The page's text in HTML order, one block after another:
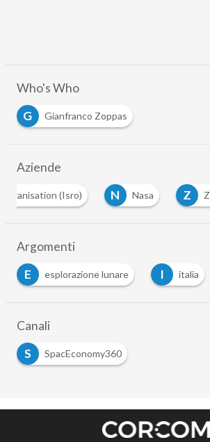
Who's Who
G
Gianfranco Zoppas
Aziende
(Isro) N Nasa Z
Argomenti
E
esplorazione lunare I
italia
Canali
S
SpacEconomy360